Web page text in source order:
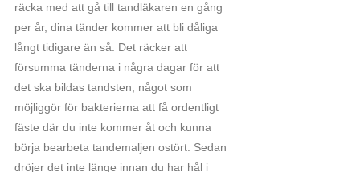
räcka med att gå till tandläkaren en gång
per år, dina tänder kommer att bli dåliga
långt tidigare än så. Det räcker att
försumma tänderna i några dagar för att
det ska bildas tandsten, något som
möjliggör för bakterierna att få ordentligt
fäste där du inte kommer åt och kunna
börja bearbeta tandemaljen ostört. Sedan
dröjer det inte länge innan du har hål i